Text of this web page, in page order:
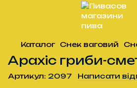
Каталог Снек ваговий
Арахіс гриби-
Артикул: 2097 Написати